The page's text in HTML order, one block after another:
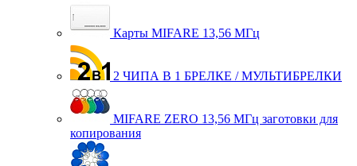
Карты MIFARE 13,56 МГц
2 ЧИПА В 1 БРЕЛКЕ / МУЛЬТИБРЕЛКИ
MIFARE ZERO 13,56 МГц заготовки для
копирования